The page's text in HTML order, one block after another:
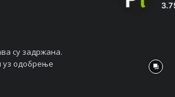
су задржана.
уз одобрeњe